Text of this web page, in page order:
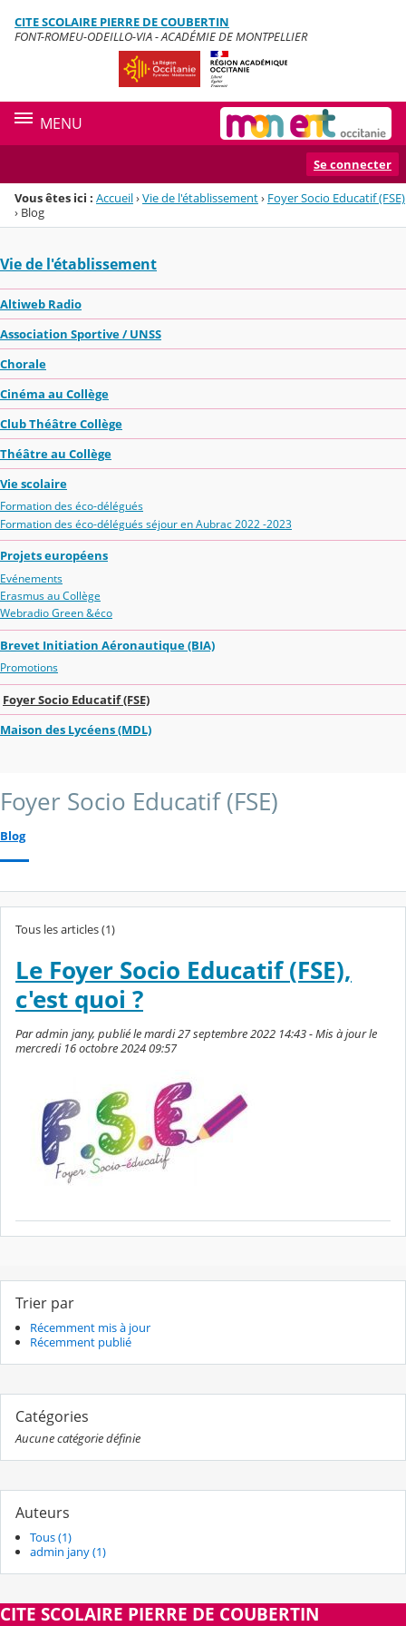
Menu de la rubrique
Contenu
CITE SCOLAIRE PIERRE DE COUBERTIN
FONT-ROMEU-ODEILLO-VIA - ACADÉMIE DE MONTPELLIER
MENU
Se connecter
Vous êtes ici : Accueil›Vie de l'établissement› Foyer Socio Educatif (FSE)
› Blog
Vie de l'établissement
Altiweb Radio
Association Sportive / UNSS
Chorale
Cinéma au Collège
Club Théâtre Collège
Théâtre au Collège
Vie scolaire
Formation des éco-délégués
Formation des éco-délégués séjour en Aubrac 2022 -2023
Projets européens
Evénements
Erasmus au Collège
Webradio Green &éco
Brevet Initiation Aéronautique (BIA)
Promotions
Foyer Socio Educatif (FSE)
Maison des Lycéens (MDL)
Foyer Socio Educatif (FSE)
Blog
Tous les articles (1)
Le Foyer Socio Educatif (FSE),
c'est quoi ?
Par admin jany, publié le mardi 27 septembre 2022 14:43 - Mis à jour le
mercredi 16 octobre 2024 09:57
Trier par
Récemment mis à jour
Récemment publié
Catégories
Aucune catégorie définie
Auteurs
Tous (1)
admin jany (1)
CITE SCOLAIRE PIERRE DE COUBERTIN